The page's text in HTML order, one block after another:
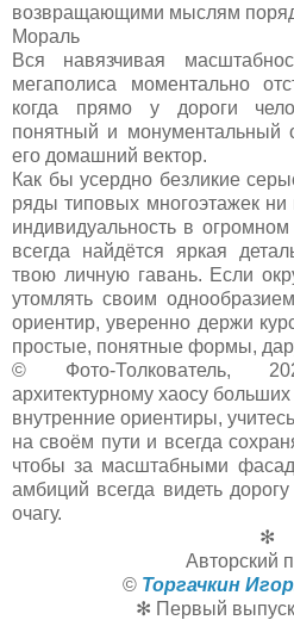
возвращающими мыслям
Мораль
Вся навязчивая
мегаполиса моментально
когда прямо у дороги
понятный и монументальный
его домашний вектор.
Как бы усердно безликие
ряды типовых многоэтажек ни
индивидуальность в огромном
всегда найдётся яркая
твою личную гавань. Если
утомлять своим
ориентир, уверенно держи
простые, понятные формы,
© Фото-Толкователь,
архитектурному хаосу
внутренние ориентиры,
на своём пути и всегда
чтобы за масштабными
амбиций всегда видеть
очагу.
✻
Авторский
© Торгачкин
✻ Первый выпуск